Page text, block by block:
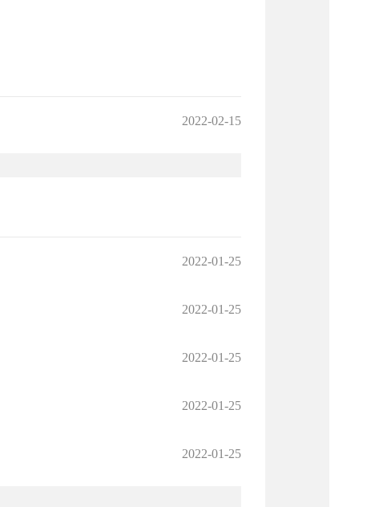
2022-02-15
2022-01-25
2022-01-25
2022-01-25
2022-01-25
2022-01-25